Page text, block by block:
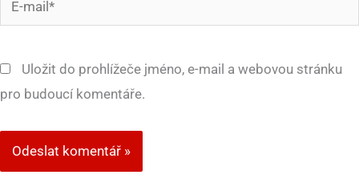
mail*
Uložit do prohlížeče jméno, e-mail a webovou stránku
pro budoucí komentáře.